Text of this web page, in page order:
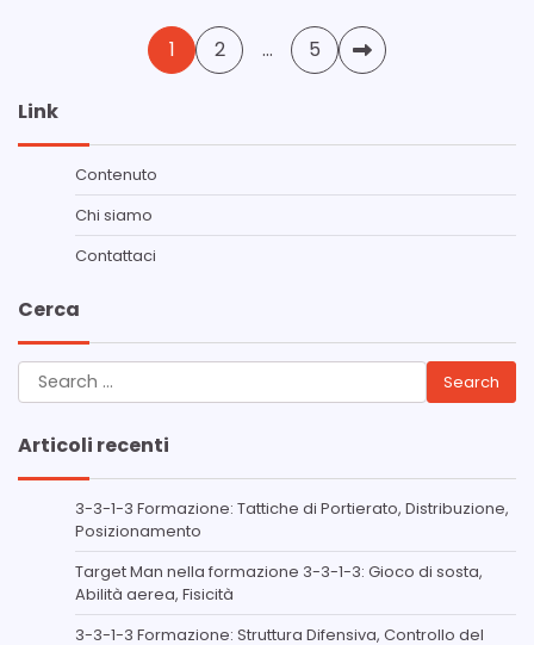
1 2 … 5
Link
Contenuto
Chi siamo
Contattaci
Cerca
Search
for:
Articoli recenti
3-3-1-3 Formazione: Tattiche di Portierato, Distribuzione,
Posizionamento
Target Man nella formazione 3-3-1-3: Gioco di sosta,
Abilità aerea, Fisicità
3-3-1-3 Formazione: Struttura Difensiva, Controllo del